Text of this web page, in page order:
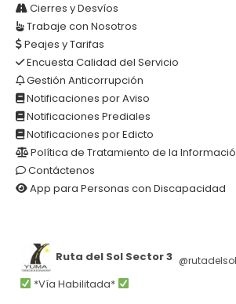
Cierres y Desvíos
Trabaje con Nosotros
Peajes y Tarifas
Encuesta Calidad del Servicio
Gestión Anticorrupción
Notificaciones por Aviso
Notificaciones Prediales
Notificaciones por Edicto
Política de Tratamiento de la
Contáctenos
App para Personas con Discapacidad
Ruta del Sol Sector 3
*Vía Habilitada*